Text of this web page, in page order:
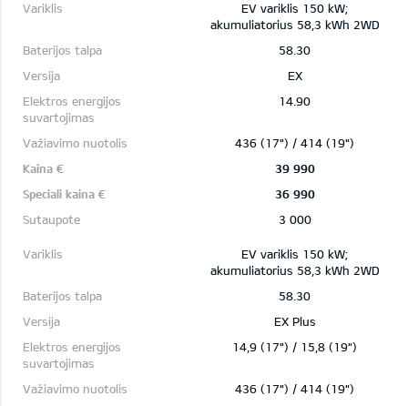
EV variklis 150 kW;
akumuliatorius 58,3 kWh 2WD
58.30
EX
14.90
436 (17") / 414 (19")
39 990
36 990
3 000
EV variklis 150 kW;
akumuliatorius 58,3 kWh 2WD
58.30
EX Plus
14,9 (17") / 15,8 (19")
436 (17") / 414 (19")